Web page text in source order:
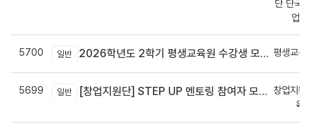
단 단국
업
5700 일반 2026학년도 2학기 평생교육원 수강생 모집안내 평생교육
5699 일반 [창업지원단] STEP UP 멘토링 참여자 모집(~7월 29일)
창업지원
육